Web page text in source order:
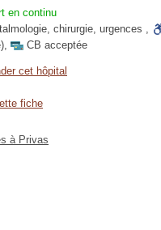
en continu
, chirurgie, urgences ,
, CB acceptée
cet hôpital
fiche
à Privas